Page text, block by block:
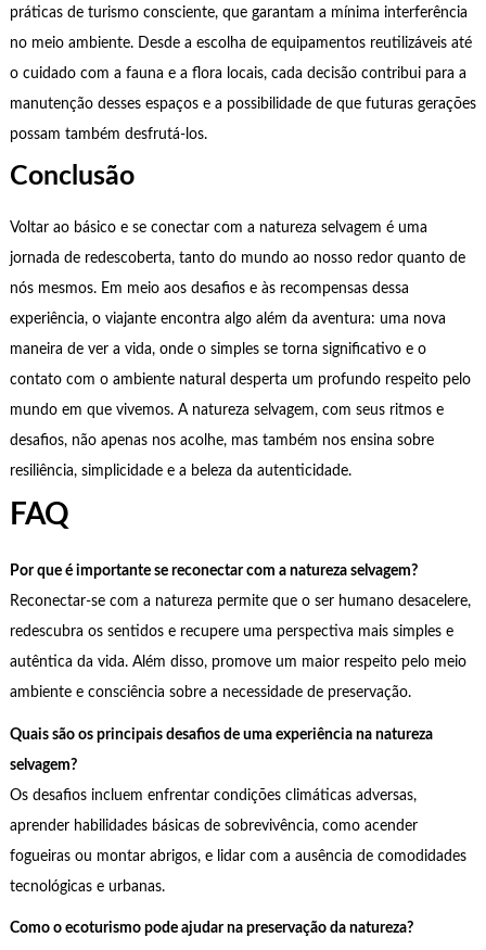
práticas de turismo consciente, que garantam a mínima interferência
no meio ambiente. Desde a escolha de equipamentos reutilizáveis até
o cuidado com a fauna e a flora locais, cada decisão contribui para a
manutenção desses espaços e a possibilidade de que futuras gerações
possam também desfrutá-los.
Conclusão
Voltar ao básico e se conectar com a natureza selvagem é uma
jornada de redescoberta, tanto do mundo ao nosso redor quanto de
nós mesmos. Em meio aos desafios e às recompensas dessa
experiência, o viajante encontra algo além da aventura: uma nova
maneira de ver a vida, onde o simples se torna significativo e o
contato com o ambiente natural desperta um profundo respeito pelo
mundo em que vivemos. A natureza selvagem, com seus ritmos e
desafios, não apenas nos acolhe, mas também nos ensina sobre
resiliência, simplicidade e a beleza da autenticidade.
FAQ
Por que é importante se reconectar com a natureza selvagem?
Reconectar-se com a natureza permite que o ser humano desacelere,
redescubra os sentidos e recupere uma perspectiva mais simples e
autêntica da vida. Além disso, promove um maior respeito pelo meio
ambiente e consciência sobre a necessidade de preservação.
Quais são os principais desafios de uma experiência na natureza
selvagem?
Os desafios incluem enfrentar condições climáticas adversas,
aprender habilidades básicas de sobrevivência, como acender
fogueiras ou montar abrigos, e lidar com a ausência de comodidades
tecnológicas e urbanas.
Como o ecoturismo pode ajudar na preservação da natureza?